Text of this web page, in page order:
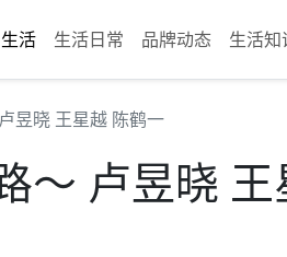
生活 生活日常 品牌动态 生活知
昱晓 王星越 陈鹤一
～ 卢昱晓